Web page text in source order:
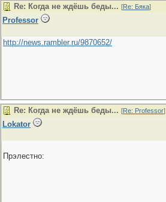
Re: Когда не ждёшь беды... [Re: Бяка]
Professor
http://news.rambler.ru/9870652/
Re: Когда не ждёшь беды... [Re: Professor]
Lokator
Прэлестно: